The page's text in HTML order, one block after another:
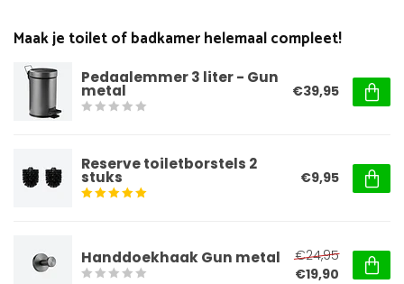
Maak je toilet of badkamer helemaal compleet!
Pedaalemmer 3 liter - Gun
metal €39,95
Reserve toiletborstels 2
stuks €9,95
Handdoekhaak Gun metal
€24,95
€19,90